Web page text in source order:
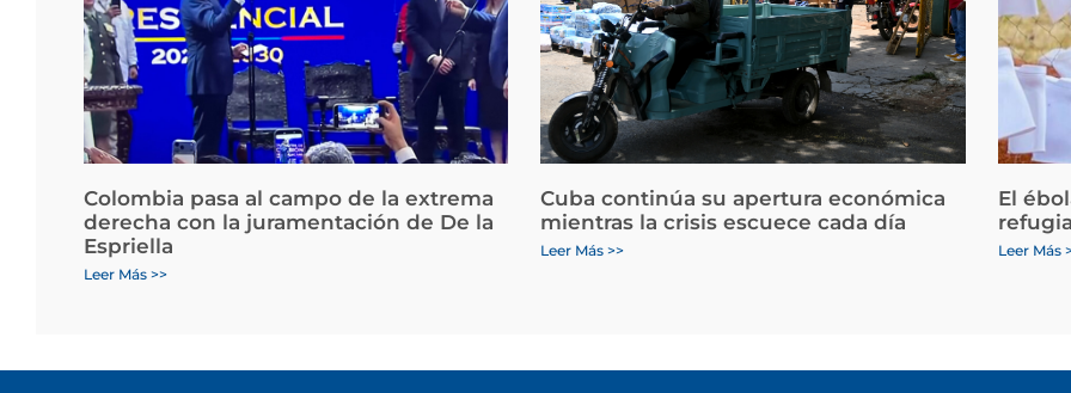
Colombia pasa al campo de la extrema
derecha con la juramentación de De la
Espriella
Leer Más >>
Cuba continúa su apertura económica
mientras la crisis escuece cada día
Leer Más >>
El
Leer Más